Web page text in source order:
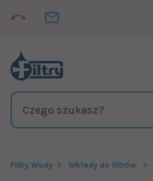
Filtry Wody Wkłady do filtrów